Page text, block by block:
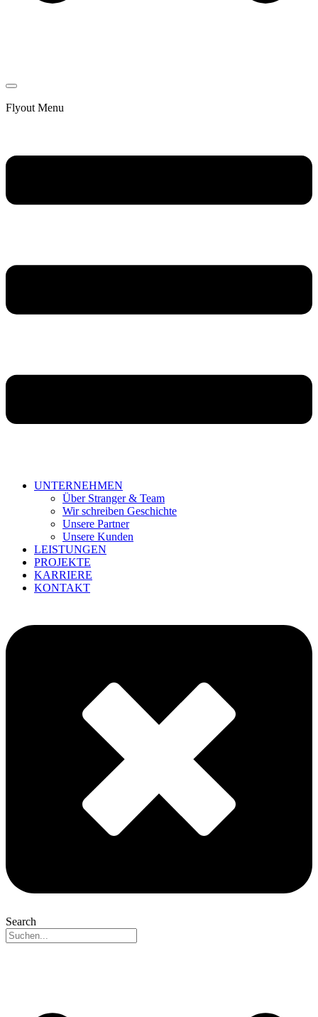
Flyout Menu
UNTERNEHMEN
Über Stranger & Team
Wir schreiben Geschichte
Unsere Partner
Unsere Kunden
LEISTUNGEN
PROJEKTE
KARRIERE
KONTAKT
Search